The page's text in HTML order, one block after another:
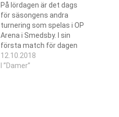
På lördagen är det dags
för säsongens andra
turnering som spelas i OP
Arena i Smedsby. I sin
första match för dagen
(matchstart kl 10:00)
möter damerna SB Vaasa,
12.10.2018
I ”Damer”